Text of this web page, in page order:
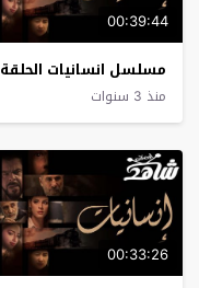
00:39:44
مسلسل انسانيات الحلقة 12
منذ 3 سنوات
00:33:26